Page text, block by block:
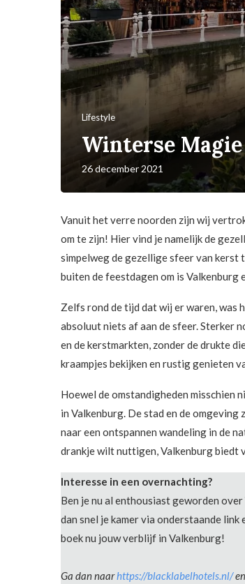
Lifestyle
Winterse
26 december 2021
Vanuit het verre noorden zijn wij
om te zijn! Hier vind je namelijk de
simpelweg de gezellige sfeer van kerst
buiten de feestdagen om is Valkenburg
Zelfs rond de tijd dat wij er waren, was
absoluut niets af aan de sfeer. Sterker
en de kerstmarkten, zonder de drukte
kraampjes bekijken en rustig genieten
Hoewel de omstandigheden misschien
in Valkenburg. De stad en de omgeving
naar een ontspannen wandeling in de
drankje wilt nuttigen, Valkenburg biedt
Interesse in een overnachting?
Ben je nu al enthousiast geworden
dan snel je kamer via onderstaande
boek nu jouw verblijf in Valkenburg!
Ga dan naarhttps://blacklabelhotels.nl/